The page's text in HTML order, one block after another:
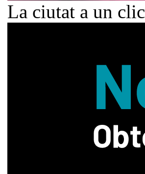
La ciutat a un clic